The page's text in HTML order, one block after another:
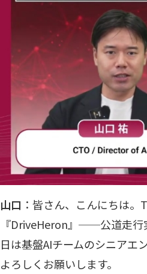
山口 ：皆さん、こんにちは
『DriveHeron』──公道走行
日は基盤AIチームのシニアエ
よろしくお願いします。